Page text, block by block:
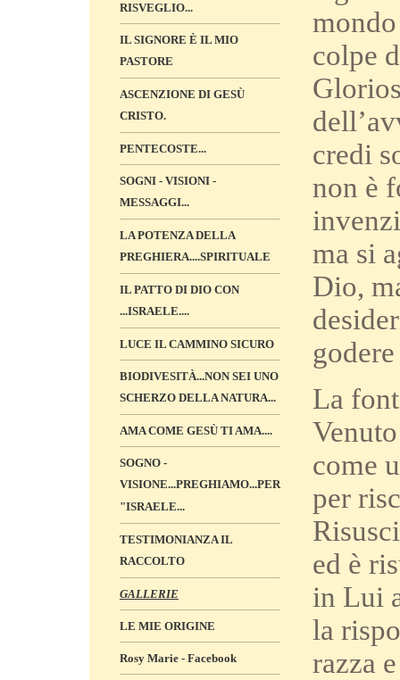
RISVEGLIO...
IL SIGNORE È IL MIO
PASTORE
ASCENZIONE DI GESÙ
CRISTO.
PENTECOSTE...
SOGNI - VISIONI -
MESSAGGI...
LA POTENZA DELLA
PREGHIERA....SPIRITUALE
IL PATTO DI DIO CON
...ISRAELE....
LUCE IL CAMMINO SICURO
BIODIVESITÀ...NON SEI UNO
SCHERZO DELLA NATURA...
AMA COME GESÙ TI AMA....
SOGNO -
VISIONE...PREGHIAMO...PER
"ISRAELE...
TESTIMONIANZA IL
RACCOLTO
GALLERIE
LE MIE ORIGINE
Rosy Marie - Facebook
colpe
credi
non è
ma si
Dio,
La
come
per
ed è
in Lui
la
razza